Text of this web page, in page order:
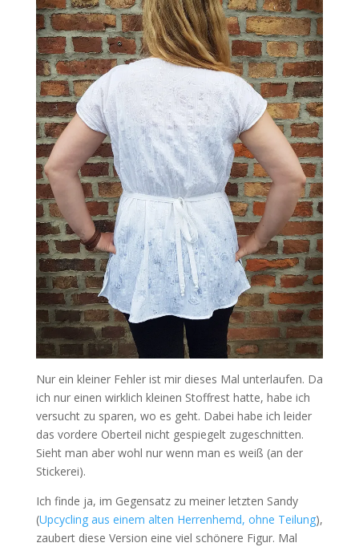
Nur ein kleiner Fehler ist mir dieses Mal unterlaufen. Da
ich nur einen wirklich kleinen Stoffrest hatte, habe ich
versucht zu sparen, wo es geht. Dabei habe ich leider
das vordere Oberteil nicht gespiegelt zugeschnitten.
Sieht man aber wohl nur wenn man es weiß (an der
Stickerei).
Ich finde ja, im Gegensatz zu meiner letzten Sandy
(Upcycling aus einem alten Herrenhemd, ohne Teilung),
zaubert diese Version eine viel schönere Figur. Mal